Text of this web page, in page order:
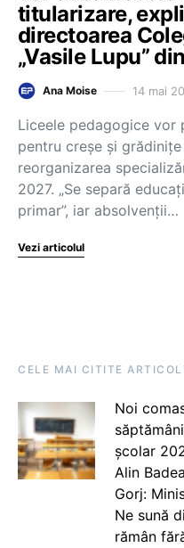
titularizare,
directoarea
„Vasile Lupu”
Ana Moise 14 mai
Liceele pedagogice vor
pentru creșe și
reorganizarea
2027. „Se separă
primar”, iar absolvenții…
Vezi articolul
CELE MAI CITITE
Noi
școlar
Alin
Gorj:
Ne sună
rămân